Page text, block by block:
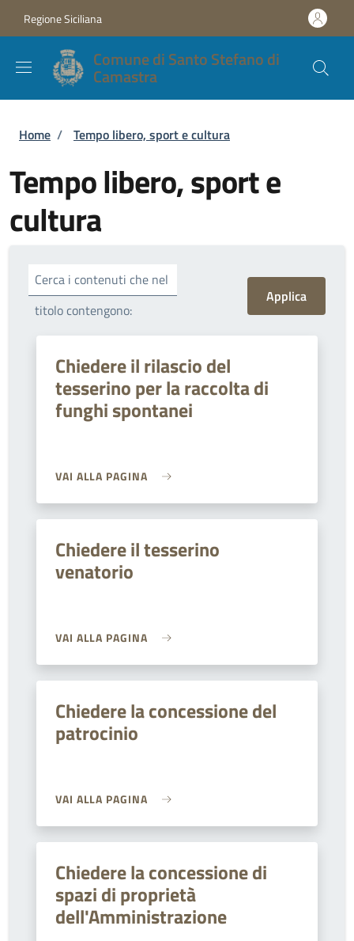
Regione Siciliana
Comune di Santo Stefano di
Camastra
Briciole di pane
Home / Tempo libero, sport e cultura
Tempo libero, sport e
cultura
Cerca i contenuti che nel
titolo contengono:
Chiedere il rilascio del
tesserino per la raccolta di
funghi spontanei
VAI ALLA PAGINA
Chiedere il tesserino
venatorio
VAI ALLA PAGINA
Chiedere la concessione del
patrocinio
VAI ALLA PAGINA
Chiedere la concessione di
spazi di proprietà
dell'Amministrazione